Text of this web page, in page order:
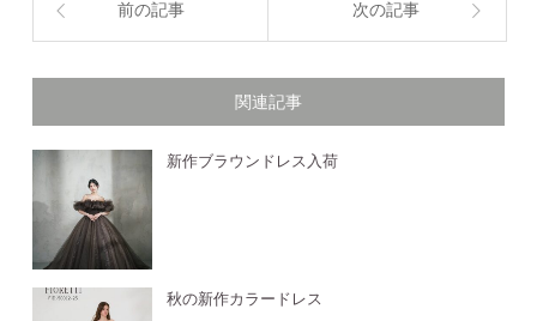
前の記事 次の記事
関連記事
新作ブラウンドレス入荷
秋の新作カラードレス